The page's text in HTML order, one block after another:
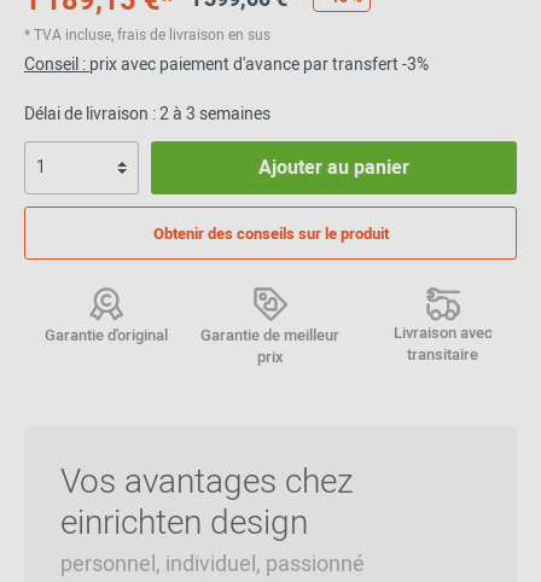
* TVA incluse, frais de livraison en sus
Conseil :prix avec paiement d'avance par transfert -3%
Délai de livraison : 2 à 3 semaines
Ajouter au panier
Obtenir des conseils sur le produit
Garantie d'original
Garantie de meilleur
prix
Livraison avec
transitaire
Vos avantages chez
einrichten design
personnel, individuel, passionné